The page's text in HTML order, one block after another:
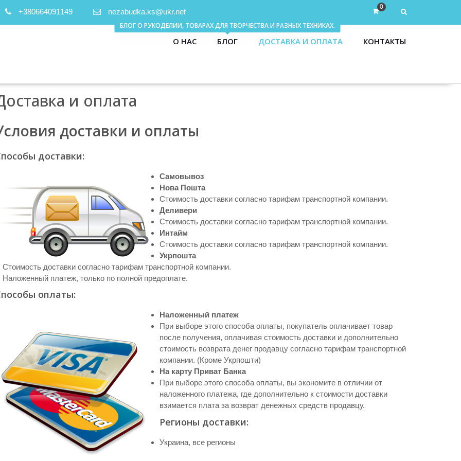
+380664091149 nezabudka.ks@ukr.net
0
О НАС БЛОГ ДОСТАВКА И ОПЛАТА КОНТАКТЫ
и оплата
доставки и оплаты
доставки:
Самовывоз
Нова Пошта
Стоимость доставки согласно тарифам транспортной компании.
Деливери
Стоимость доставки согласно тарифам транспортной компании.
Интайм
Стоимость доставки согласно тарифам транспортной компании.
Укрпошта
Стоимость доставки согласно тарифам транспортной компании.
Наложенный платеж, только по полной предоплате.
оплаты:
Наложенный платеж
При выборе этого способа оплаты, покупатель оплачивает товар
после получения, оплачивая стоимость доставки и дополнительно
стоимость возврата денег продавцу согласно тарифам транспортной
компании. (Кроме Укрпошти)
На карту Приват Банка
При выборе этого способа оплаты, вы экономите в отличии от
наложенного платежа, где дополнительно к стоимости доставки
взимается плата за возврат денежных средств продавцу.
Регионы доставки:
Украина, все регионы